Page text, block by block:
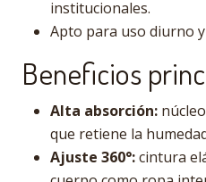
institucionales.
Apto para uso diurno
Beneficios
Alta absorción:
que retiene la
Ajuste 360°:cintura